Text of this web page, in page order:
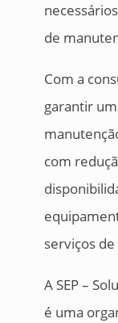
de
Com a
garantir
com
serviços
A SEP –
é uma